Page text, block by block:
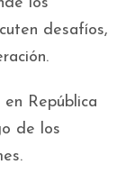
los
desafíos,
República
de los